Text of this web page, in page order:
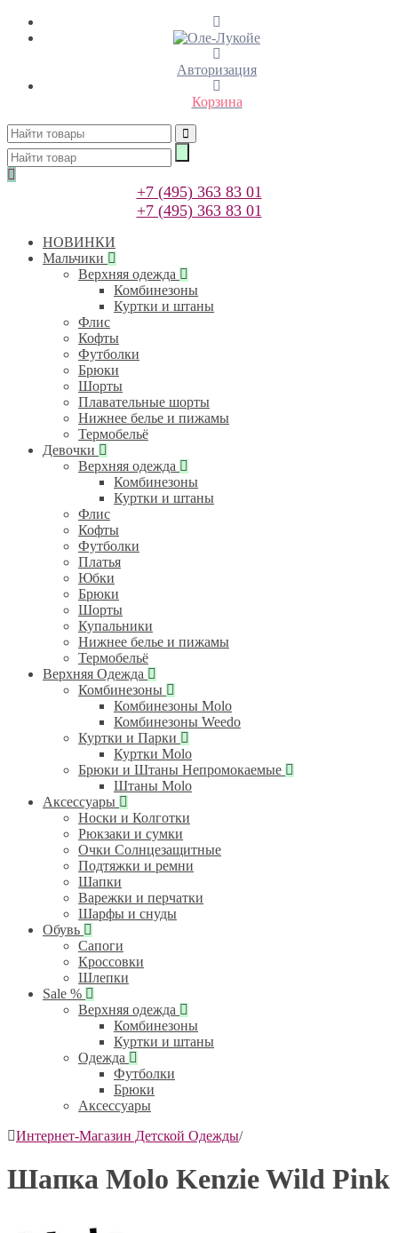
Авторизация
Корзина
+7 (495) 363 83 01
+7 (495) 363 83 01
НОВИНКИ
Мальчики
Верхняя одежда
Комбинезоны
Куртки и штаны
Флис
Кофты
Футболки
Брюки
Шорты
Плавательные шорты
Нижнее белье и пижамы
Термобельё
Девочки
Верхняя одежда
Комбинезоны
Куртки и штаны
Флис
Кофты
Футболки
Платья
Юбки
Брюки
Шорты
Купальники
Нижнее белье и пижамы
Термобельё
Верхняя Одежда
Комбинезоны
Комбинезоны Molo
Комбинезоны Weedo
Куртки и Парки
Куртки Molo
Брюки и Штаны Непромокаемые
Штаны Molo
Аксессуары
Носки и Колготки
Рюкзаки и сумки
Очки Солнцезащитные
Подтяжки и ремни
Шапки
Варежки и перчатки
Шарфы и снуды
Обувь
Сапоги
Кроссовки
Шлепки
Sale %
Верхняя одежда
Комбинезоны
Куртки и штаны
Одежда
Футболки
Брюки
Аксессуары
Интернет-Магазин Детской Одежды/
Шапка Molo Kenzie Wild Pink